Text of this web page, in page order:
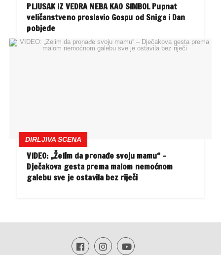
PLJUSAK IZ VEDRA NEBA KAO SIMBOL Pupnat
veličanstveno proslavio Gospu od Sniga i Dan
pobjede
DIRLJIVA SCENA
VIDEO: „Želim da pronađe svoju mamu“ –
Dječakova gesta prema malom nemoćnom
galebu sve je ostavila bez riječi